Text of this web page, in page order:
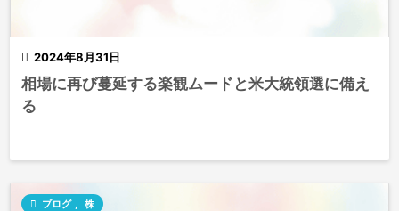
 2024年8月31日
相場に再び蔓延する楽観ムードと米大統領選に備え
る
 ブログ 株